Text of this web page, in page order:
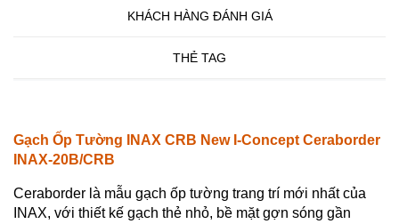
KHÁCH HÀNG ĐÁNH GIÁ
THẺ TAG
Gạch Ốp Tường INAX CRB New I-Concept Ceraborder
INAX-20B/CRB
Ceraborder là mẫu gạch ốp tường trang trí mới nhất của
INAX, với thiết kế gạch thẻ nhỏ, bề mặt gợn sóng gần